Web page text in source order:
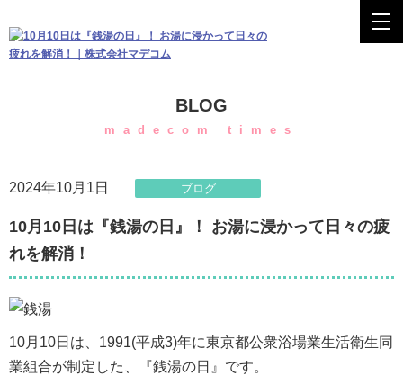
BLOG
madecom times
2024年10月1日 ブログ
10月10日は『銭湯の日』！ お湯に浸かって日々の疲
れを解消！
10月10日は、1991(平成3)年に東京都公衆浴場業生活衛生同
業組合が制定した、『銭湯の日』です。